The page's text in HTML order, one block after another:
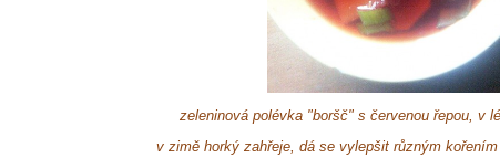
zeleninová polévka "boršč" s červenou řepou, v
v zimě horký zahřeje, dá se vylepšit různým